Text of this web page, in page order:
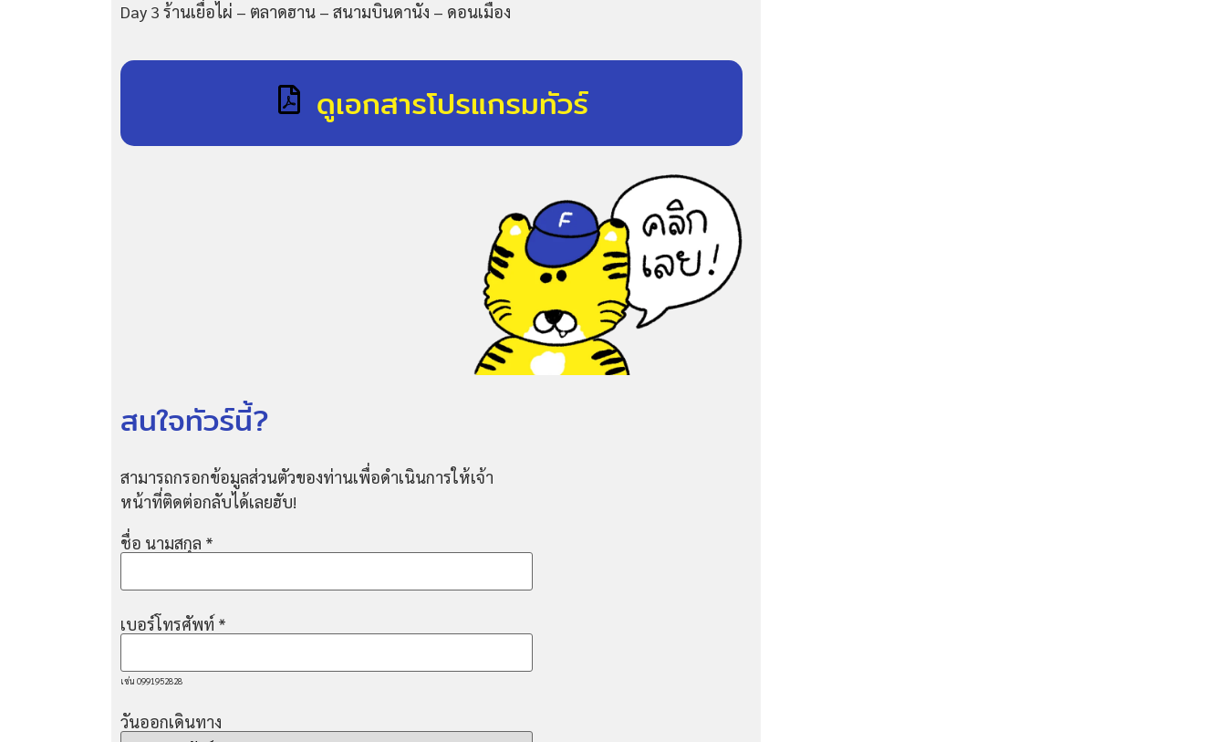
Day 3 ร้านเยื่อไผ่ – ตลาดฮาน – สนามบินดานัง – ดอนเมือง
ดูเอกสารโปรแกรมทัวร์
สนใจทัวร์นี้?
สามารถกรอกข้อมูลส่วนตัวของท่านเพื่อดำเนินการให้เจ้า
หน้าที่ติดต่อกลับได้เลยฮับ!
ชื่อ นามสกุล *
เบอร์โทรศัพท์ *
เช่น 0991952828
วันออกเดินทาง